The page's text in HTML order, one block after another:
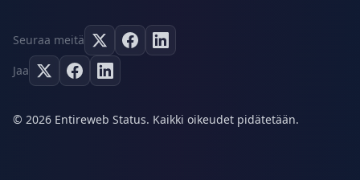
Seuraa meitä
Jaa
© 2026 Entireweb Status. Kaikki oikeudet pidätetään.